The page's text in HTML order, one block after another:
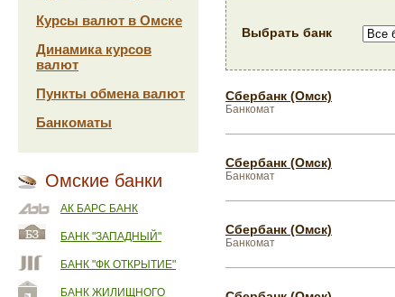
Курсы валют в Омске
Динамика курсов
валют
Пункты обмена валют
Банкоматы
Омские банки
АК БАРС БАНК
БАНК "ЗАПАДНЫЙ"
БАНК "ФК ОТКРЫТИЕ"
БАНК ЖИЛИЩНОГО
Выбрать банк
Сбербанк (Омск)
Банкомат
Сбербанк (Омск)
Банкомат
Сбербанк (Омск)
Банкомат